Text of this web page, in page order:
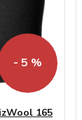
- 5 %
165